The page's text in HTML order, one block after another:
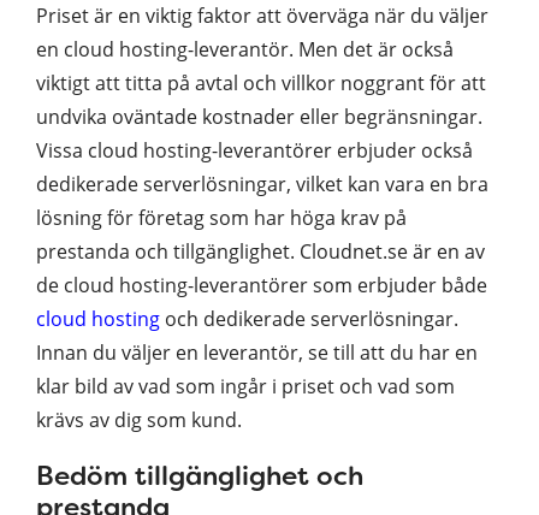
Priset är en viktig faktor att överväga när du väljer
en cloud hosting-leverantör. Men det är också
viktigt att titta på avtal och villkor noggrant för att
undvika oväntade kostnader eller begränsningar.
Vissa cloud hosting-leverantörer erbjuder också
dedikerade serverlösningar, vilket kan vara en bra
lösning för företag som har höga krav på
prestanda och tillgänglighet. Cloudnet.se är en av
de cloud hosting-leverantörer som erbjuder både
cloud hosting och dedikerade serverlösningar.
Innan du väljer en leverantör, se till att du har en
klar bild av vad som ingår i priset och vad som
krävs av dig som kund.
Bedöm tillgänglighet och
prestanda